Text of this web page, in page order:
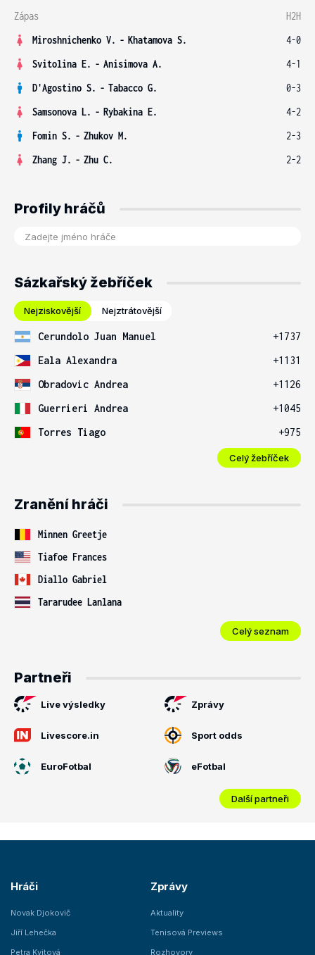
Zápas
H2H
Miroshnichenko V. - Khatamova S.
4-0
Svitolina E. - Anisimova A.
4-1
D'Agostino S. - Tabacco G.
0-3
Samsonova L. - Rybakina E.
4-2
Fomin S. - Zhukov M.
2-3
Zhang J. - Zhu C. 2-2
Profily hráčů
Sázkařský žebříček
Nejziskovější Nejztrátovější
Cerundolo Juan Manuel
+1737
Eala Alexandra
+1131
Obradovic Andrea
+1126
Guerrieri Andrea
+1045
Torres Tiago
+975
Celý žebříček
Zranění hráči
Minnen Greetje
Tiafoe Frances
Diallo Gabriel
Tararudee Lanlana
Celý seznam
Partneři
Live výsledky Zprávy
Livescore.in Sport odds
EuroFotbal eFotbal
Další partneři
Hráči
Novak Djokovič
Jiří Lehečka
Petra Kvitová
Zprávy
Aktuality
Tenisová Previews
Rozhovory